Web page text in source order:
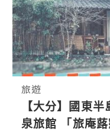
旅遊
【大分】國東
泉旅館 「旅庵蕗